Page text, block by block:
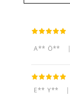
A** Ö** |
E** Y** |